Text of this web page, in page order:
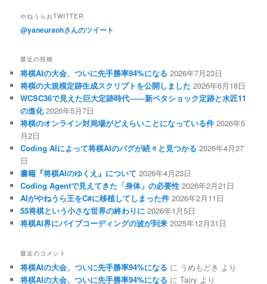
やねうらおTWITTER
@yaneuraohさんのツイート
最近の投稿
将棋AIの大会、ついに先手勝率94%になる 2026年7月23日
将棋の大規模定跡生成スクリプトを公開しました 2026年6月18日
WCSC36で見えた巨大定跡時代――新ペタショック定跡と水匠11
の進化 2026年5月7日
将棋のオンライン対局場がどえらいことになっている件 2026年5
月2日
Coding AIによって将棋AIのバグが続々と見つかる 2026年4月27
日
書籍『将棋AIのゆくえ』について 2026年4月23日
Coding Agentで見えてきた「身体」の必要性 2026年2月21日
AIがやねうら王をC#に移植してしまった件 2026年2月11日
55将棋という小さな世界の終わりに 2026年1月5日
将棋AI界にバイブコーディングの波が到来 2025年12月31日
最近のコメント
将棋AIの大会、ついに先手勝率94%になる に うめもどき より
将棋AIの大会、ついに先手勝率94%になる にTa(ry より